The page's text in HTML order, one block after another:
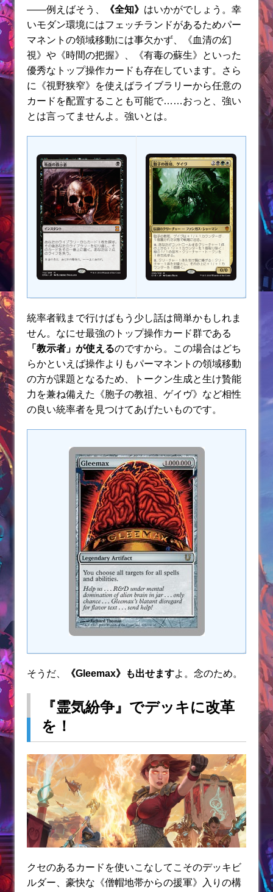
――例えばそう、
《全知》 はいかがでしょう。幸
いモダン環境にはフェッチランドがあるためパー
マネントの領域移動には事欠かず、《血清の幻
視》や《時間の把握》、《有毒の蘇生》といった
優秀なトップ操作カードも存在しています。さら
に《視野狭窄》を使えばライブラリーから任意の
カードを配置することも可能で……おっと、強い
とは言ってませんよ。強いとは。
統率者戦まで行けばもう少し話は簡単かもしれま
せん。なにせ最強のトップ操作カード群である
「教示者」が使えるのですから。この場合はどち
らかといえば操作よりもパーマネントの領域移動
の方が課題となるため、トークン生成と生け贄能
力を兼ね備えた《胞子の教祖、ゲイヴ》など相性
の良い統率者を見つけてあげたいものです。
そうだ、 《Gleemax》も出せますよ。念のため。
『霊気紛争』でデッキに改革
を！
クセのあるカードを使いこなしてこそのデッキビ
ルダー、豪快な《僧帽地帯からの援軍》入りの構